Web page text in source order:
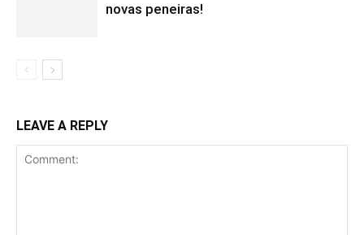
novas peneiras!
LEAVE A REPLY